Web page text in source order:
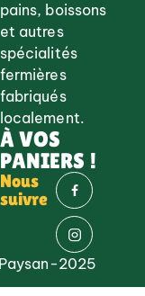
pains, boissons
et autres
spécialités
fermières
fabriqués
localement.
À VOS
PANIERS !
Nous
suivre
2025